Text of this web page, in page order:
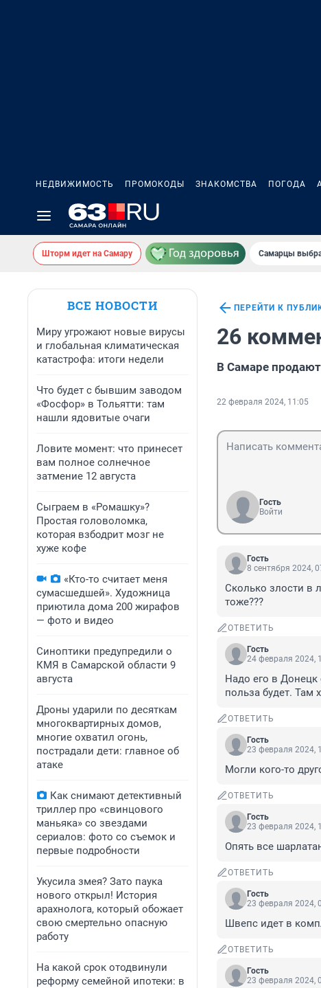
НЕДВИЖИМОСТЬ ПРОМОКОДЫ ЗНАКОМСТВА ПОГОДА
Шторм идет на Самару Самарцы
ВСЕ НОВОСТИ
Миру угрожают новые вирусы
и глобальная климатическая
катастрофа: итоги недели
Что будет с бывшим заводом
«Фосфор» в Тольятти: там
нашли ядовитые очаги
Ловите момент: что принесет
вам полное солнечное
затмение 12 августа
Сыграем в «Ромашку»?
Простая головоломка,
которая взбодрит мозг не
хуже кофе
«Кто-то считает меня
сумасшедшей». Художница
приютила дома 200 жирафов
— фото и видео
Синоптики предупредили о
КМЯ в Самарской области 9
августа
Дроны ударили по десяткам
многоквартирных домов,
многие охватил огонь,
пострадали дети: главное об
атаке
Как снимают детективный
триллер про «свинцового
маньяка» со звездами
сериалов: фото со съемок и
первые подробности
Укусила змея? Зато паука
нового открыл! История
арахнолога, который обожает
свою смертельно опасную
работу
На какой срок отодвинули
реформу семейной ипотеки: в
ПЕРЕЙТИ К
26
В Самаре
22 февраля 2024, 11:05
Гость
Войти
Гость
8 сентября 2024,
Сколько злости в
тоже???
ОТВЕТИТЬ
Гость
24 февраля 2024,
Надо его в Донецк
польза будет. Там
ОТВЕТИТЬ
Гость
23 февраля 2024,
Могли кого-то
ОТВЕТИТЬ
Гость
23 февраля 2024,
Опять все
ОТВЕТИТЬ
Гость
23 февраля 2024,
Швепс идет в
ОТВЕТИТЬ
Гость
23 февраля 2024,